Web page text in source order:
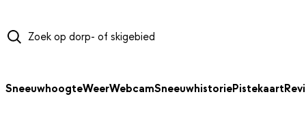
SneeuwhoogteWeerWebcamSneeuwhistoriePistekaart